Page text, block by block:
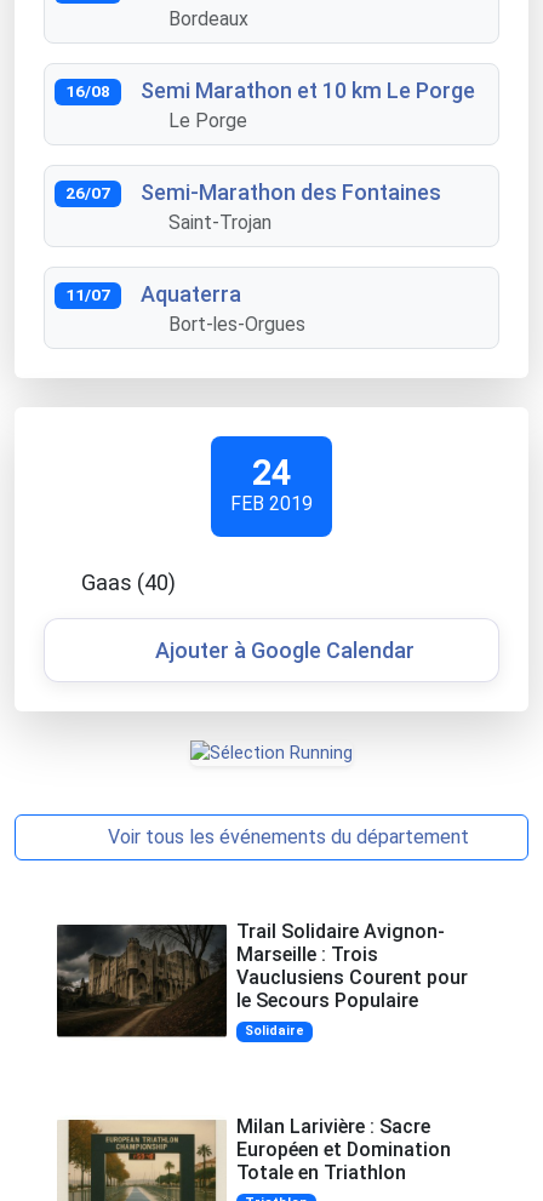
Bordeaux
16/08 Semi Marathon et 10 km Le Porge
Le Porge
26/07 Semi-Marathon des Fontaines
Saint-Trojan
11/07 Aquaterra
Bort-les-Orgues
24
FEB 2019
Gaas (40)
Ajouter à Google Calendar
Voir tous les événements du département
Trail Solidaire Avignon-
Marseille : Trois
Vauclusiens Courent pour
le Secours Populaire
Solidaire
Milan Larivière : Sacre
Européen et Domination
Totale en Triathlon